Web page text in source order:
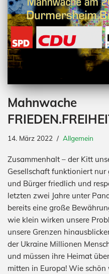
Mahnwache
14. März 2022 Allgemein
Zusammenhalt – der Kitt
Gesellschaft funktioniert
und Bürger friedlich und
letzten zwei Jahre unter
bereits eine große
wie klein wirken unsere
unsere Grenzen
der Ukraine Millionen
und müssen ihre Heimat
mitten in Europa! Wie